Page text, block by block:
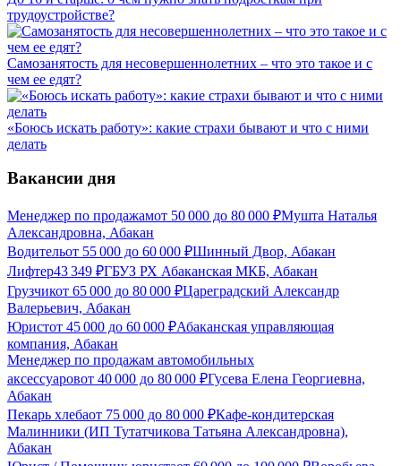
трудоустройстве?
Самозанятость для несовершеннолетних – что это такое и с
чем ее едят?
«Боюсь искать работу»: какие страхи бывают и что с ними
делать
Вакансии дня
Менеджер по продажамот 50 000 до 80 000 ₽Мушта Наталья
Александровна, Абакан
Водительот 55 000 до 60 000 ₽Шинный Двор, Абакан
Лифтер43 349 ₽ГБУЗ РХ Абаканская МКБ, Абакан
Грузчикот 65 000 до 80 000 ₽Цареградский Александр
Валерьевич, Абакан
Юристот 45 000 до 60 000 ₽Абаканская управляющая
компания, Абакан
Менеджер по продажам автомобильных
аксессуаровот 40 000 до 80 000 ₽Гусева Елена Георгиевна,
Абакан
Пекарь хлебаот 75 000 до 80 000 ₽Кафе-кондитерская
Малинники (ИП Тутатчикова Татьяна Александровна),
Абакан